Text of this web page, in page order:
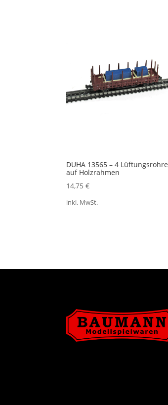
DUHA 13565 – 4 Lüftungsrohre
auf Holzrahmen
14,75€
inkl. MwSt.